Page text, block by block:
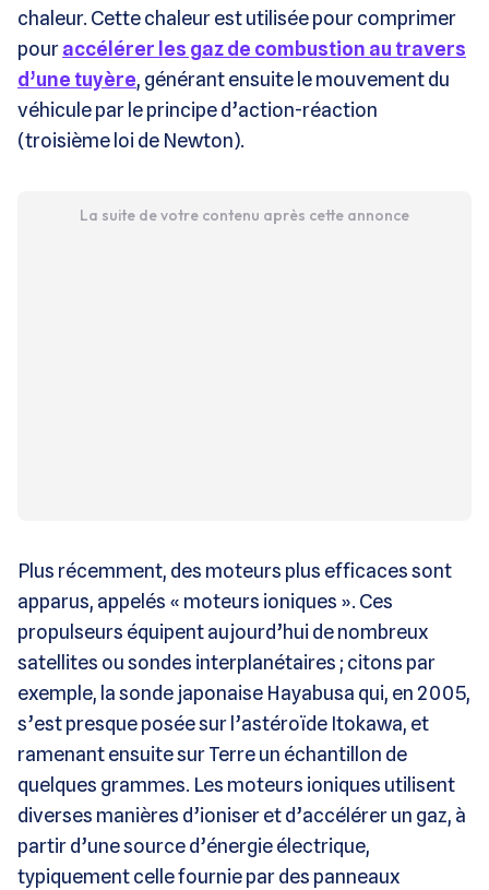
chaleur. Cette chaleur est utilisée pour comprimer
pouraccélérer les gaz de combustion au travers
d’une tuyère, générant ensuite le mouvement du
véhicule par le principe d’action-réaction
(troisième loi de Newton).
La suite de votre contenu après cette annonce
Plus récemment, des moteurs plus efficaces sont
apparus, appelés « moteurs ioniques ». Ces
propulseurs équipent aujourd’hui de nombreux
satellites ou sondes interplanétaires ; citons par
exemple, la sonde japonaise Hayabusa qui, en 2005,
s’est presque posée sur l’astéroïde Itokawa, et
ramenant ensuite sur Terre un échantillon de
quelques grammes. Les moteurs ioniques utilisent
diverses manières d’ioniser et d’accélérer un gaz, à
partir d’une source d’énergie électrique,
typiquement celle fournie par des panneaux